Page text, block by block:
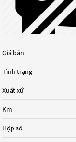
Giá bán
Tình trạng
Xuất xứ
Km
Hộp số